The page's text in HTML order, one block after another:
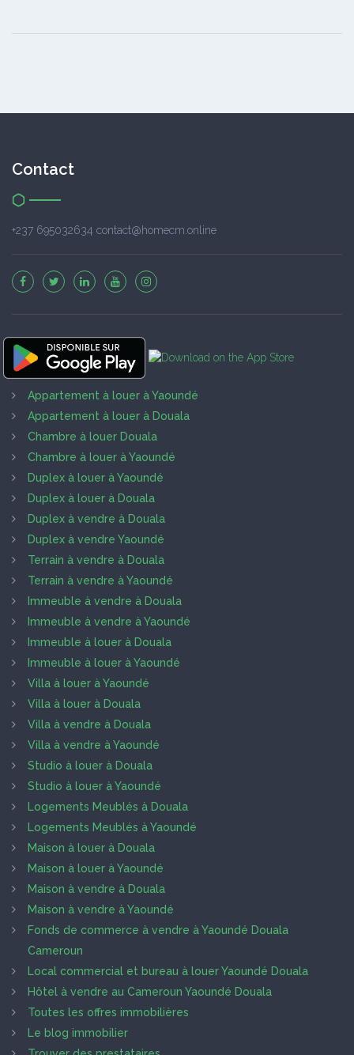
Contact
+237 695032634 contact@homecm.online
Appartement à louer à Yaoundé
Appartement à louer à Douala
Chambre à louer Douala
Chambre à louer à Yaoundé
Duplex à louer à Yaoundé
Duplex à louer à Douala
Duplex à vendre à Douala
Duplex à vendre Yaoundé
Terrain à vendre à Douala
Terrain à vendre à Yaoundé
Immeuble à vendre à Douala
Immeuble à vendre à Yaoundé
Immeuble à louer à Douala
Immeuble à louer à Yaoundé
Villa à louer à Yaoundé
Villa à louer à Douala
Villa à vendre à Douala
Villa à vendre à Yaoundé
Studio à louer à Douala
Studio à louer à Yaoundé
Logements Meublés à Douala
Logements Meublés à Yaoundé
Maison à louer à Douala
Maison à louer à Yaoundé
Maison à vendre à Douala
Maison à vendre à Yaoundé
Fonds de commerce à vendre à Yaoundé Douala
Cameroun
Local commercial et bureau à louer Yaoundé Douala
Hôtel à vendre au Cameroun Yaoundé Douala
Toutes les offres immobilières
Le blog immobilier